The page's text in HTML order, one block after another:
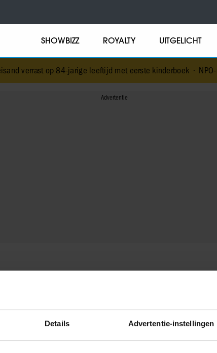
Details Advertentie-instellingen
SHOWBIZZ ROYALTY UITGELICHT
verrast op 84-jarige leeftijd met eerste kinderboek•NPO-